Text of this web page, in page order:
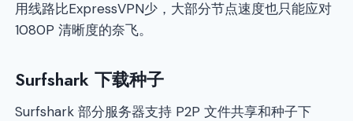
用线路比ExpressVPN少，大部分节点速度也只能应对
1080P 清晰度的奈飞。
Surfshark 下载种子
Surfshark 部分服务器支持 P2P 文件共享和种子下